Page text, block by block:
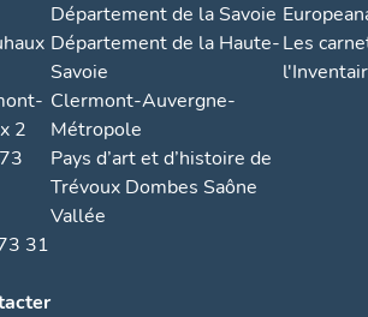
2
31
Département de la Savoie
Département de la Haute-
Savoie
Clermont-Auvergne-
Métropole
Pays d’art et d’histoire de
Trévoux Dombes Saône
Vallée
Les